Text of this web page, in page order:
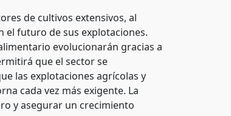
de cultivos extensivos, al
el futuro de sus explotaciones.
evolucionarán gracias a
que el sector se
las explotaciones agrícolas y
cada vez más exigente. La
y asegurar un crecimiento